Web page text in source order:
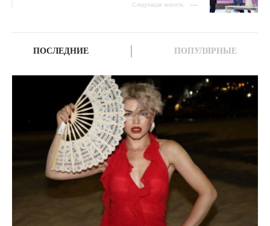
Следующая новость
ПОСЛЕДНИЕ ПОПУЛЯРНЫЕ